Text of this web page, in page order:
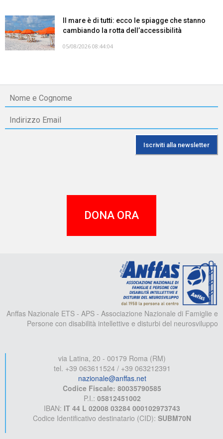
Il mare è di tutti: ecco le spiagge che stanno
cambiando la rotta dell’accessibilità
05/08/2026 08:44:04
DONA ORA
Anffas Nazionale ETS - APS - Associazione Nazionale di Famiglie e
Persone con disabilità intellettive e disturbi del neurosviluppo
via Latina, 20 - 00179 Roma (RM)
tel. +39 063611524 / +39 063212391
nazionale@anffas.net
Codice Fiscale: 80035790585
P.I.: 05812451002
IBAN: IT 44 L 02008 03284 000102973743
Codice Identificativo destinatario (CID): SUBM70N